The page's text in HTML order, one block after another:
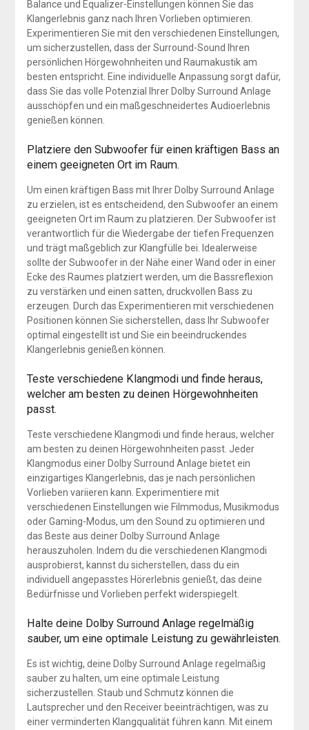
Balance und Equalizer-Einstellungen können Sie das
Klangerlebnis ganz nach Ihren Vorlieben optimieren.
Experimentieren Sie mit den verschiedenen Einstellungen,
um sicherzustellen, dass der Surround-Sound Ihren
persönlichen Hörgewohnheiten und Raumakustik am
besten entspricht. Eine individuelle Anpassung sorgt dafür,
dass Sie das volle Potenzial Ihrer Dolby Surround Anlage
ausschöpfen und ein maßgeschneidertes Audioerlebnis
genießen können.
Platziere den Subwoofer für einen kräftigen Bass an
einem geeigneten Ort im Raum.
Um einen kräftigen Bass mit Ihrer Dolby Surround Anlage
zu erzielen, ist es entscheidend, den Subwoofer an einem
geeigneten Ort im Raum zu platzieren. Der Subwoofer ist
verantwortlich für die Wiedergabe der tiefen Frequenzen
und trägt maßgeblich zur Klangfülle bei. Idealerweise
sollte der Subwoofer in der Nähe einer Wand oder in einer
Ecke des Raumes platziert werden, um die Bassreflexion
zu verstärken und einen satten, druckvollen Bass zu
erzeugen. Durch das Experimentieren mit verschiedenen
Positionen können Sie sicherstellen, dass Ihr Subwoofer
optimal eingestellt ist und Sie ein beeindruckendes
Klangerlebnis genießen können.
Teste verschiedene Klangmodi und finde heraus,
welcher am besten zu deinen Hörgewohnheiten
passt.
Teste verschiedene Klangmodi und finde heraus, welcher
am besten zu deinen Hörgewohnheiten passt. Jeder
Klangmodus einer Dolby Surround Anlage bietet ein
einzigartiges Klangerlebnis, das je nach persönlichen
Vorlieben variieren kann. Experimentiere mit
verschiedenen Einstellungen wie Filmmodus, Musikmodus
oder Gaming-Modus, um den Sound zu optimieren und
das Beste aus deiner Dolby Surround Anlage
herauszuholen. Indem du die verschiedenen Klangmodi
ausprobierst, kannst du sicherstellen, dass du ein
individuell angepasstes Hörerlebnis genießt, das deine
Bedürfnisse und Vorlieben perfekt widerspiegelt.
Halte deine Dolby Surround Anlage regelmäßig
sauber, um eine optimale Leistung zu gewährleisten.
Es ist wichtig, deine Dolby Surround Anlage regelmäßig
sauber zu halten, um eine optimale Leistung
sicherzustellen. Staub und Schmutz können die
Lautsprecher und den Receiver beeinträchtigen, was zu
einer verminderten Klangqualität führen kann. Mit einem